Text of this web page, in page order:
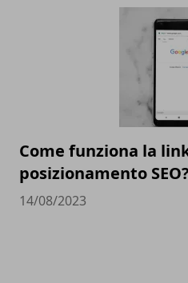
Come funziona la
posizionamento SEO?
14/08/2023